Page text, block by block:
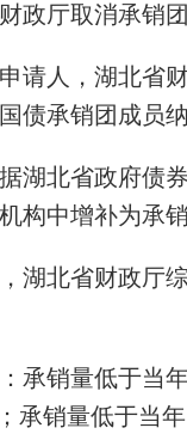
政厅取消承
人，湖北省
国债承销团成
北省政府债
构中增补为承
北省财政厅
承销量低于
承销量低于当